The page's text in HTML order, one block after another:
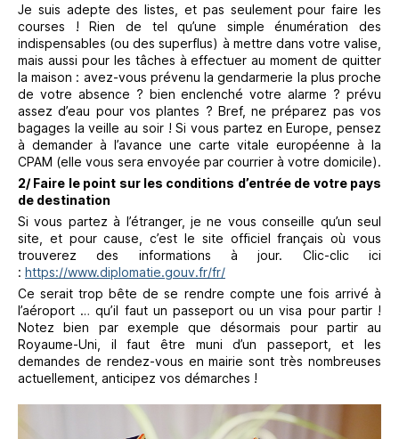
Je suis adepte des listes, et pas seulement pour faire les
courses ! Rien de tel qu’une simple énumération des
indispensables (ou des superflus) à mettre dans votre valise,
mais aussi pour les tâches à effectuer au moment de quitter
la maison : avez-vous prévenu la gendarmerie la plus proche
de votre absence ? bien enclenché votre alarme ? prévu
assez d’eau pour vos plantes ? Bref, ne préparez pas vos
bagages la veille au soir ! Si vous partez en Europe, pensez
à demander à l’avance une carte vitale européenne à la
CPAM (elle vous sera envoyée par courrier à votre domicile).
2/ Faire le point sur les conditions d’entrée de votre pays
de destination
Si vous partez à l’étranger, je ne vous conseille qu’un seul
site, et pour cause, c’est le site officiel français où vous
trouverez des informations à jour. Clic-clic ici
: https://www.diplomatie.gouv.fr/fr/
Ce serait trop bête de se rendre compte une fois arrivé à
l’aéroport … qu’il faut un passeport ou un visa pour partir !
Notez bien par exemple que désormais pour partir au
Royaume-Uni, il faut être muni d’un passeport, et les
demandes de rendez-vous en mairie sont très nombreuses
actuellement, anticipez vos démarches !